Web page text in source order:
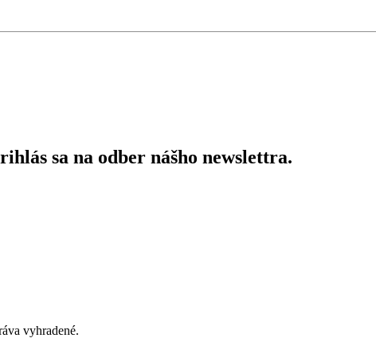
sa na odber nášho newslettra.
vyhradené.